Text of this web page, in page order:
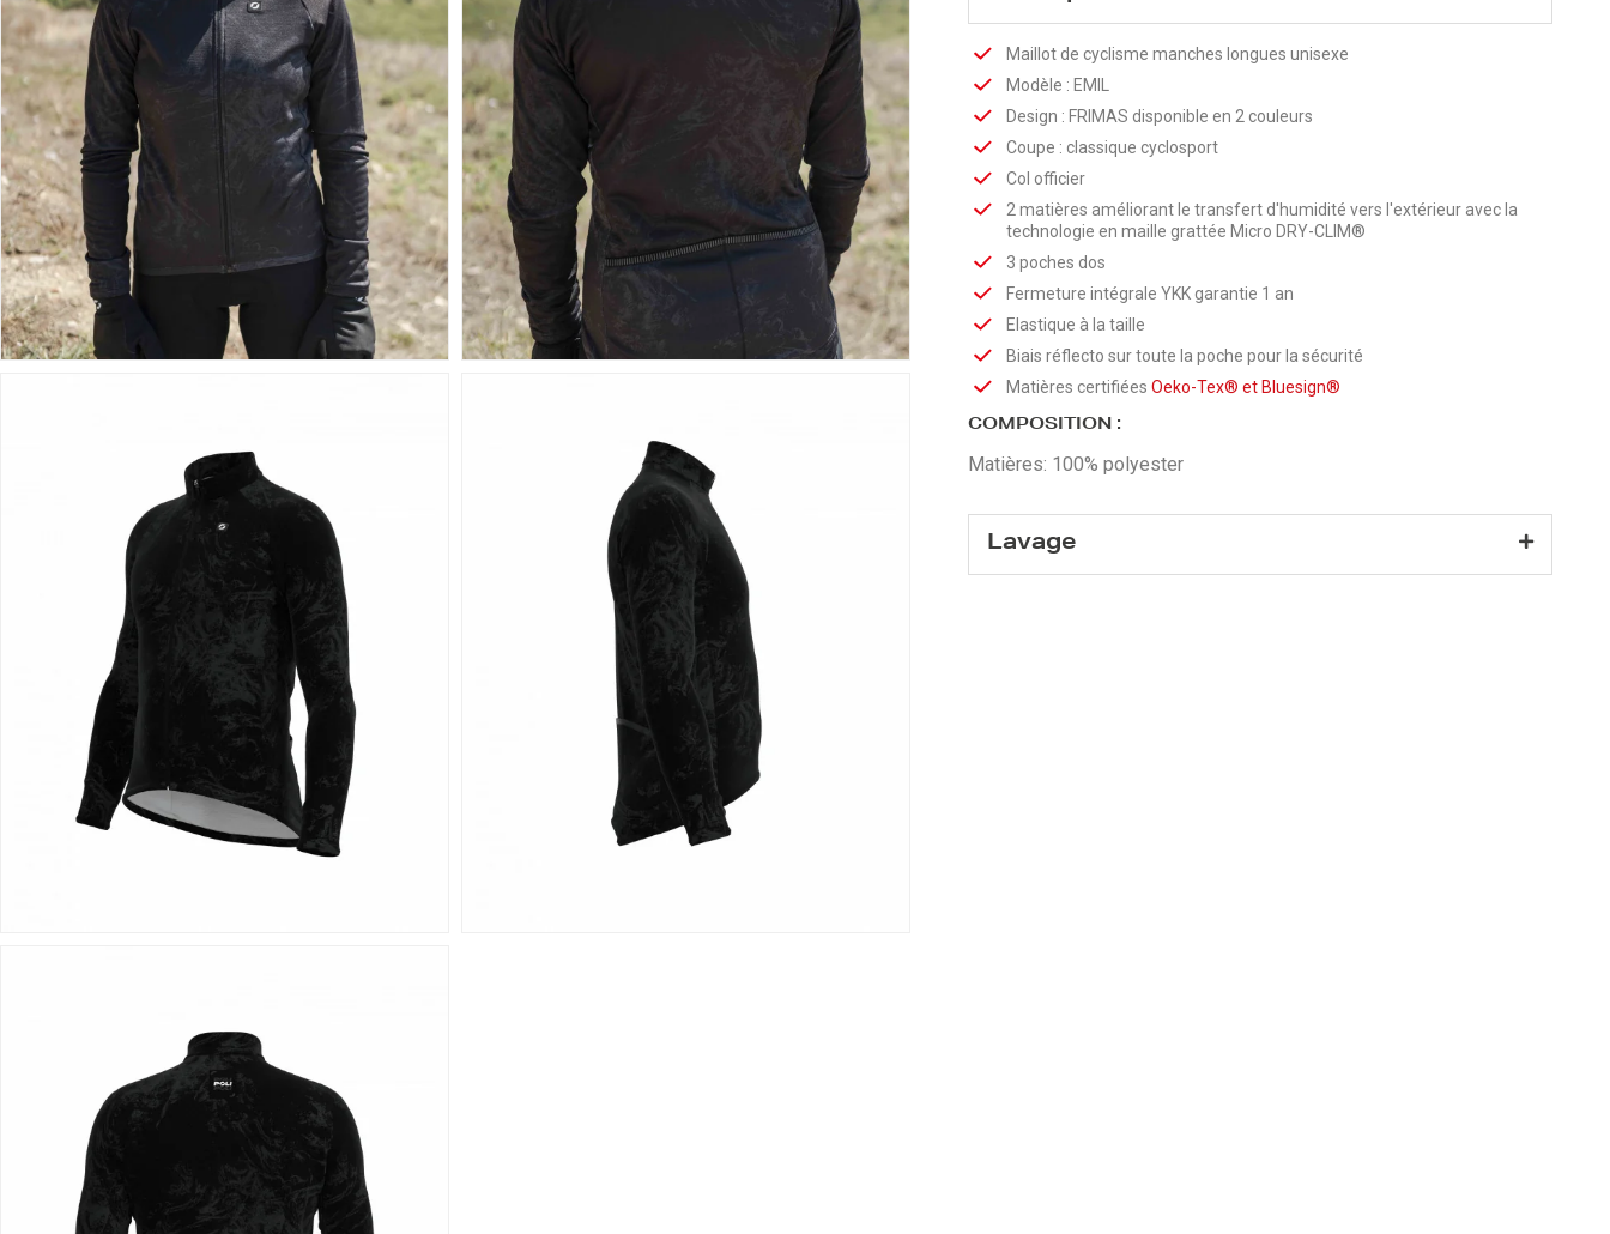
Maillot de cyclisme manches longues unisexe
Modèle : EMIL
Design : FRIMAS disponible en 2 couleurs
Coupe : classique cyclosport
Col officier
2 matières améliorant le transfert d'humidité vers l'extérieur avec la
technologie en maille grattée Micro DRY-CLIM®
3 poches dos
Fermeture intégrale YKK garantie 1 an
Elastique à la taille
Biais réflecto sur toute la poche pour la sécurité
Matières certifiées Oeko-Tex® et Bluesign®
COMPOSITION :
Matières: 100% polyester
Lavage